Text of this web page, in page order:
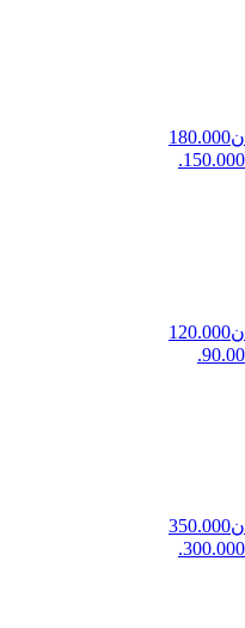
قیمت اصلی: تومان180.000
قیمت اصلی: تومان120.000
قیمت اصلی: تومان350.000